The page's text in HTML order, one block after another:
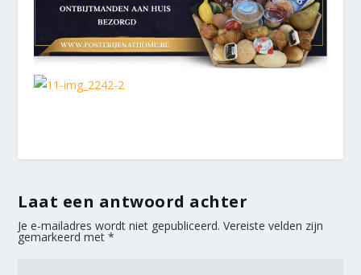
Laat een antwoord achter
Je e-mailadres wordt niet gepubliceerd. Vereiste velden zijn
gemarkeerd met*